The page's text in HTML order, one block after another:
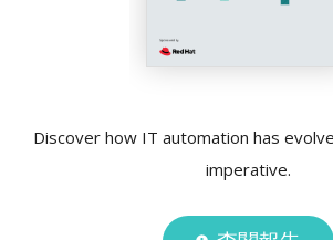
Discover how IT automation has
imperative.